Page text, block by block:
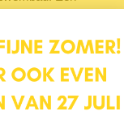
Hier komt
een